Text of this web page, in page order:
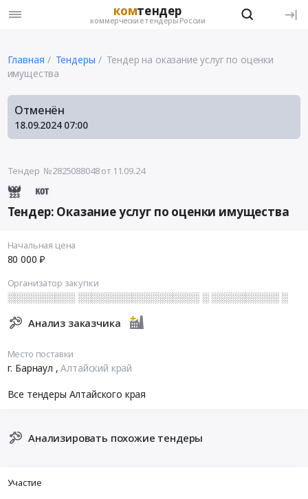
комтендер
коммерческие тендеры России
Главная Тендеры
Тендер на оказание услуг по оценки
имущества
Отменён
18.09.2024 07:00
Тендер №2825088048от 11.09.24
Тендер: Оказание услуг по оценки имущества
Начальная цена
80 000 ₽
Организатор закупки
░░░░░░░░░░ ░░░░░░░░░░░░░░░░░░ ░ ░░░░░░░░░░ ░
Анализ заказчика
Место поставки
г. Барнаул ,Алтайский край
Все тендеры Алтайского края
Анализировать похожие тендеры
Участие